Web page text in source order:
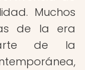
Muchos
de la era
de la